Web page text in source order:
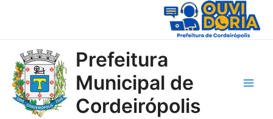
Prefeitura
Municipal de
Cordeirópolis